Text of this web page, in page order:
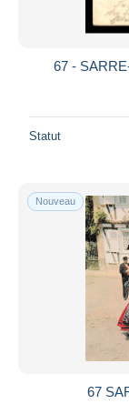
67 -
Statut
Nouveau
67